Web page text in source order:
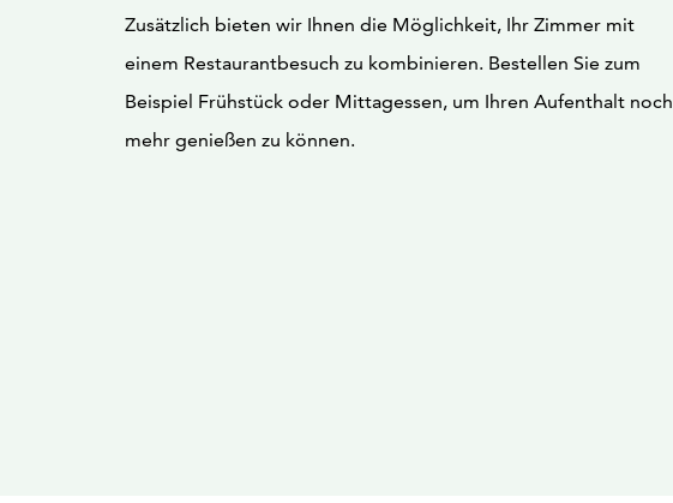
Zusätzlich bieten wir Ihnen die Möglichkeit, Ihr Zimmer mit
einem Restaurantbesuch zu kombinieren. Bestellen Sie zum
Beispiel Frühstück oder Mittagessen, um Ihren Aufenthalt noch
mehr genießen zu können.